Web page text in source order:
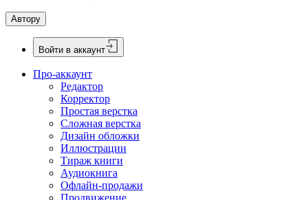
Автору
Войти в аккаунт
Про-аккаунт
Редактор
Корректор
Простая верстка
Сложная верстка
Дизайн обложки
Иллюстрации
Тираж книги
Аудиокнига
Офлайн-продажи
Продвижение